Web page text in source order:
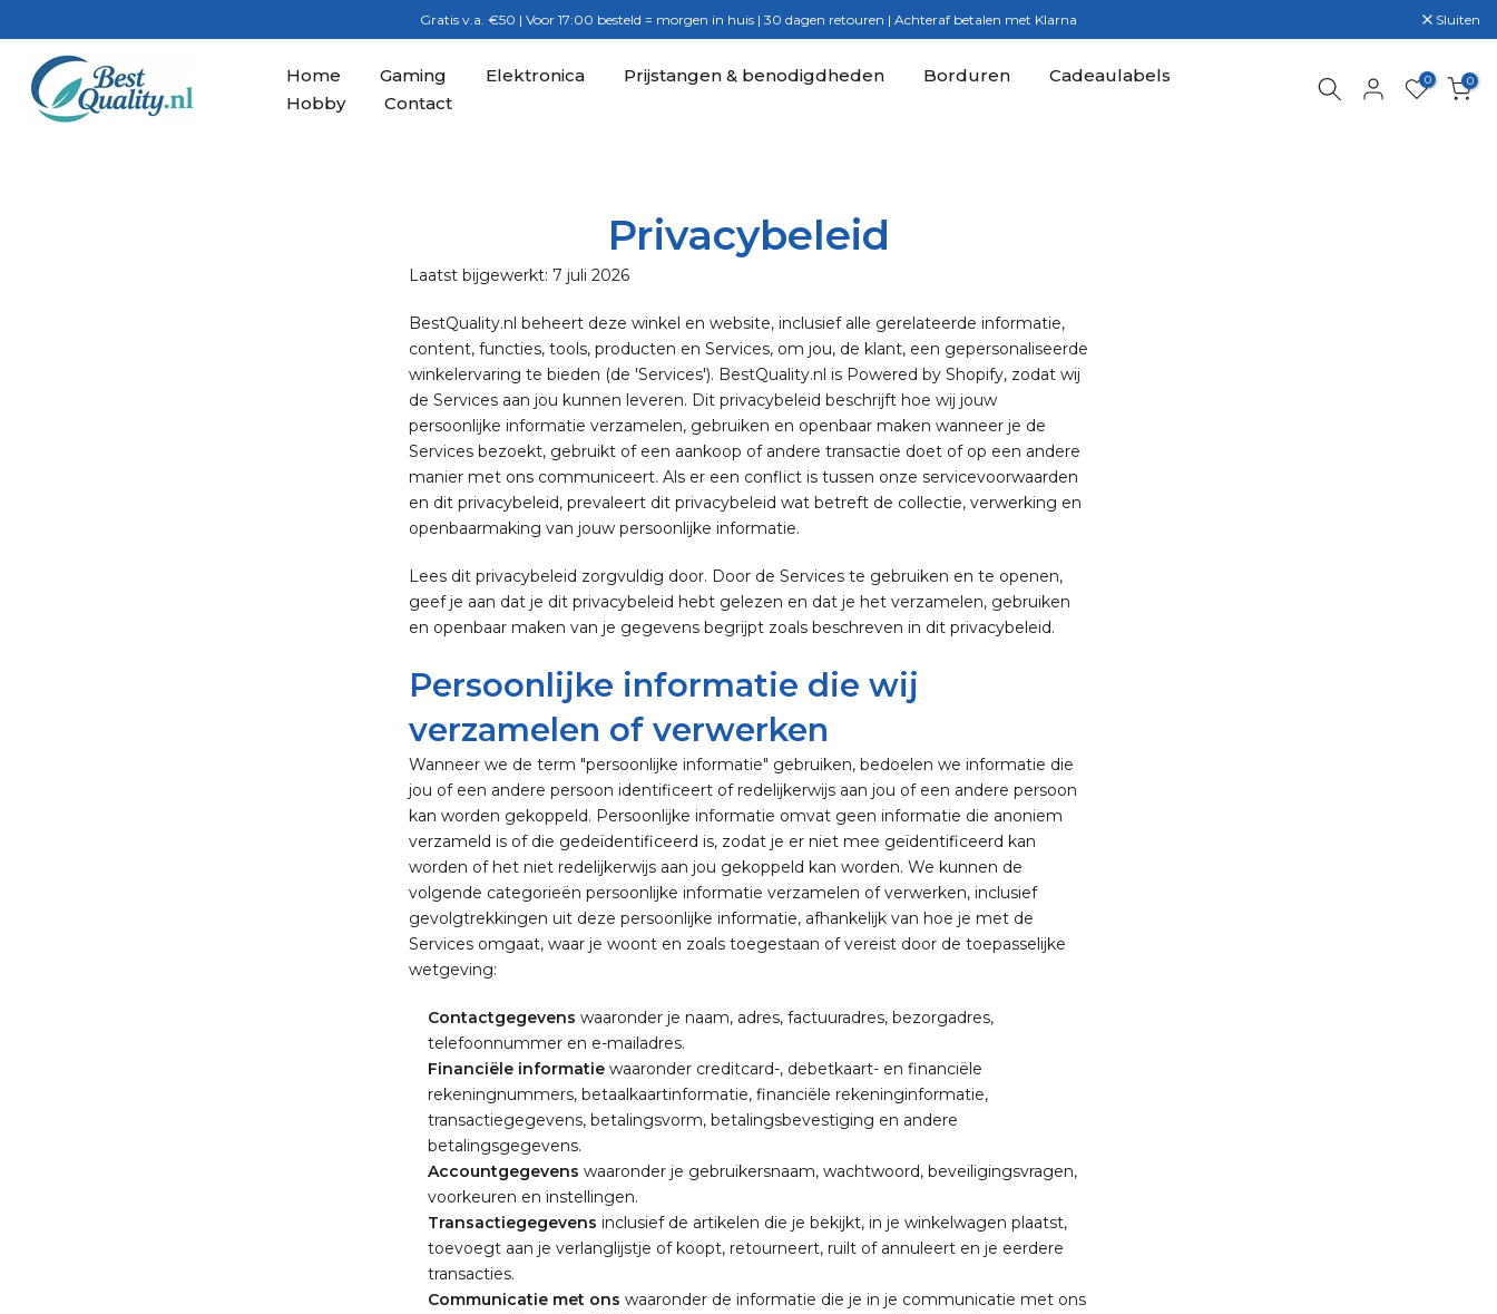
inhoud
Gratis v.a. €50 | Voor 17:00 besteld = morgen in huis | 30 dagen retouren | Achteraf betalen met Klarna Sluiten
Home Gaming Elektronica Prijstangen & benodigdheden Borduren
Cadeaulabels
Hobby
Contact
0 0
Privacybeleid
Laatst bijgewerkt: 7 juli 2026
BestQuality.nl beheert deze winkel en website, inclusief alle gerelateerde informatie,
content, functies, tools, producten en Services, om jou, de klant, een gepersonaliseerde
winkelervaring te bieden (de 'Services'). BestQuality.nl is Powered by Shopify, zodat wij
de Services aan jou kunnen leveren. Dit privacybeleid beschrijft hoe wij jouw
persoonlijke informatie verzamelen, gebruiken en openbaar maken wanneer je de
Services bezoekt, gebruikt of een aankoop of andere transactie doet of op een andere
manier met ons communiceert. Als er een conflict is tussen onze servicevoorwaarden
en dit privacybeleid, prevaleert dit privacybeleid wat betreft de collectie, verwerking en
openbaarmaking van jouw persoonlijke informatie.
Lees dit privacybeleid zorgvuldig door. Door de Services te gebruiken en te openen,
geef je aan dat je dit privacybeleid hebt gelezen en dat je het verzamelen, gebruiken
en openbaar maken van je gegevens begrijpt zoals beschreven in dit privacybeleid.
Persoonlijke informatie die wij
verzamelen of verwerken
Wanneer we de term "persoonlijke informatie" gebruiken, bedoelen we informatie die
jou of een andere persoon identificeert of redelijkerwijs aan jou of een andere persoon
kan worden gekoppeld. Persoonlijke informatie omvat geen informatie die anoniem
verzameld is of die gedeïdentificeerd is, zodat je er niet mee geïdentificeerd kan
worden of het niet redelijkerwijs aan jou gekoppeld kan worden. We kunnen de
volgende categorieën persoonlijke informatie verzamelen of verwerken, inclusief
gevolgtrekkingen uit deze persoonlijke informatie, afhankelijk van hoe je met de
Services omgaat, waar je woont en zoals toegestaan of vereist door de toepasselijke
wetgeving:
Contactgegevens waaronder je naam, adres, factuuradres, bezorgadres,
telefoonnummer en e-mailadres.
Financiële informatie waaronder creditcard-, debetkaart- en financiële
rekeningnummers, betaalkaartinformatie, financiële rekeninginformatie,
transactiegegevens, betalingsvorm, betalingsbevestiging en andere
betalingsgegevens.
Accountgegevens waaronder je gebruikersnaam, wachtwoord, beveiligingsvragen,
voorkeuren en instellingen.
Transactiegegevens inclusief de artikelen die je bekijkt, in je winkelwagen plaatst,
toevoegt aan je verlanglijstje of koopt, retourneert, ruilt of annuleert en je eerdere
transacties.
Communicatie met ons waaronder de informatie die je in je communicatie met ons